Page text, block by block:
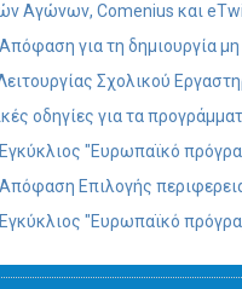
Αγώνων, Comenius και
Απόφαση για τη δημιουργία
Σχολικού
οδηγίες για τα
Εγκύκλιος "Ευρωπαϊκό
Απόφαση Επιλογής
Εγκύκλιος "Ευρωπαϊκό